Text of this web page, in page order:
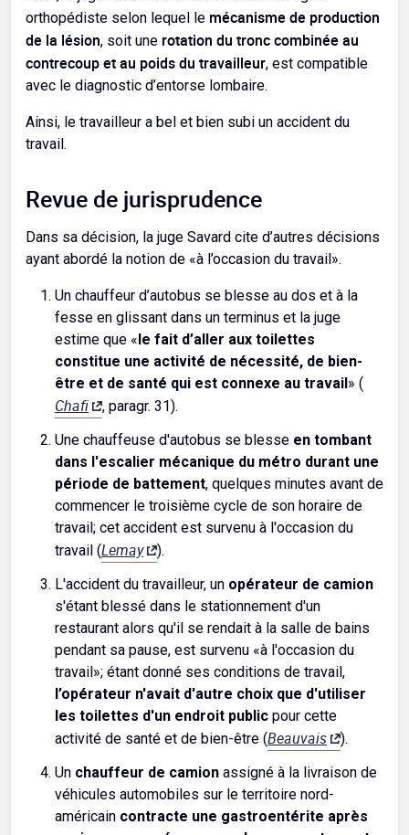
orthopédiste selon lequel le mécanisme de production
de la lésion, soit une rotation du tronc combinée au
contrecoup et au poids du travailleur, est compatible
avec le diagnostic d’entorse lombaire.
Ainsi, le travailleur a bel et bien subi un accident du
travail.
Revue de jurisprudence
Dans sa décision, la juge Savard cite d’autres décisions
ayant abordé la notion de «à l’occasion du travail».
Un chauffeur d’autobus se blesse au dos et à la
fesse en glissant dans un terminus et la juge
estime que «le fait d’aller aux toilettes
constitue une activité de nécessité, de bien-
être et de santé qui est connexe au travail» (
Chafi
, paragr. 31).
Une chauffeuse d'autobus se blesse en tombant
dans l'escalier mécanique du métro durant une
période de battement, quelques minutes avant de
commencer le troisième cycle de son horaire de
travail; cet accident est survenu à l'occasion du
travail (Lemay
).
L'accident du travailleur, un opérateur de camion
s'étant blessé dans le stationnement d'un
restaurant alors qu'il se rendait à la salle de bains
pendant sa pause, est survenu «à l'occasion du
travail»; étant donné ses conditions de travail,
l’opérateur n'avait d'autre choix que d'utiliser
les toilettes d'un endroit public pour cette
activité de santé et de bien-être (Beauvais
).
Un chauffeur de camion assigné à la livraison de
véhicules automobiles sur le territoire nord-
américain contracte une gastroentérite après